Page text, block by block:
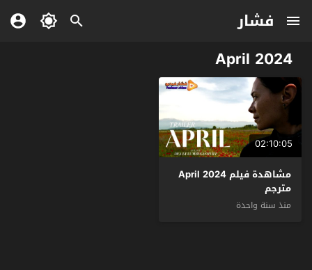
فشار
April 2024
02:10:05
مشاهدة فيلم April 2024
مترجم
منذ سنة واحدة